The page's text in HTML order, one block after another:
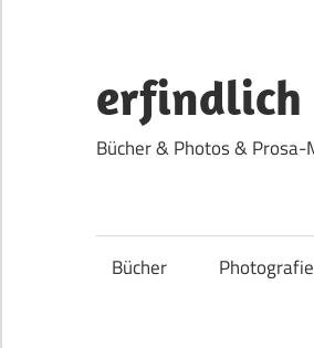
springen
erfindlich
Bücher & Photos &
Bücher Photografie